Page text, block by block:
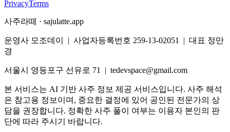
PrivacyTerms
사주라떼 · sajulatte.app
운영사 모조데이 | 사업자등록번호 259-13-02051 | 대표 정만
경
서울시 영등포구 선유로 71 | tedevspace@gmail.com
본 서비스는 AI 기반 사주 정보 제공 서비스입니다. 사주 해석
은 참고용 정보이며, 중요한 결정에 있어 공인된 전문가의 상
담을 권장합니다. 정확한 사주 풀이 여부는 이용자 본인의 판
단에 따라 주시기 바랍니다.